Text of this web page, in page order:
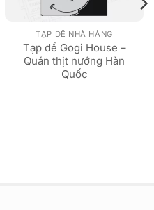
TẠP DỀ NHÀ HÀNG
Tạp dề Gogi House –
Quán thịt nướng Hàn
Quốc